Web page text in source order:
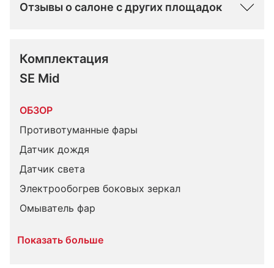
Отзывы о салоне с других площадок
Комплектация
SE Mid
ОБЗОР
Противотуманные фары
Датчик дождя
Датчик света
Электрообогрев боковых зеркал
Омыватель фар
Показать больше